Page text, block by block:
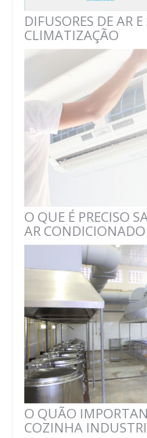
DIFUSORES DE AR
CLIMATIZAÇÃO
O QUE É PRECISO
AR CONDICIONADO
O QUÃO
COZINHA